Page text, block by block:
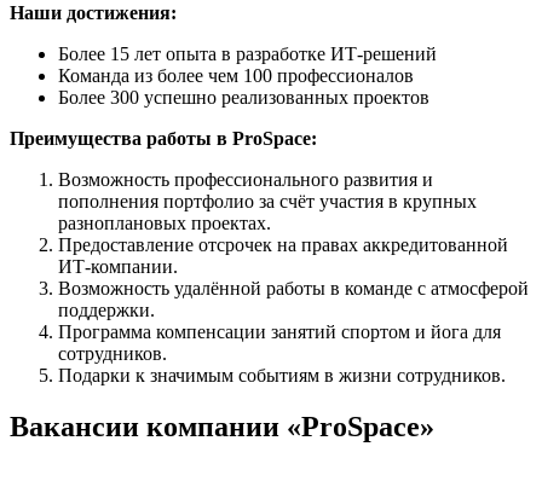
Наши достижения:
Более 15 лет опыта в разработке ИТ-решений
Команда из более чем 100 профессионалов
Более 300 успешно реализованных проектов
Преимущества работы в ProSpace:
Возможность профессионального развития и
пополнения портфолио за счёт участия в крупных
разноплановых проектах.
Предоставление отсрочек на правах аккредитованной
ИТ-компании.
Возможность удалённой работы в команде с атмосферой
поддержки.
Программа компенсации занятий спортом и йога для
сотрудников.
Подарки к значимым событиям в жизни сотрудников.
Вакансии компании «ProSpace»